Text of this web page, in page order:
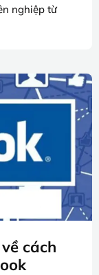
nghiệp từ
cách